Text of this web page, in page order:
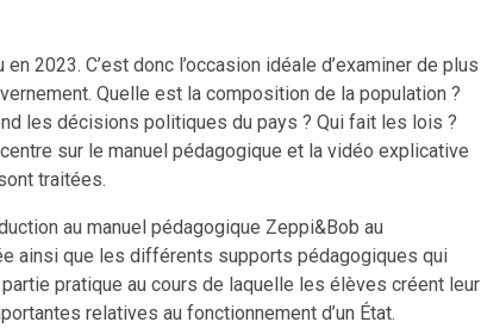
2023. C’est donc l’occasion idéale d’examiner de plus
Quelle est la composition de la population ?
les décisions politiques du pays ? Qui fait les lois ?
sur le manuel pédagogique et la vidéo explicative
traitées.
au manuel pédagogique Zeppi&Bob au
ainsi que les différents supports pédagogiques qui
pratique au cours de laquelle les élèves créent leur
relatives au fonctionnement d’un État.